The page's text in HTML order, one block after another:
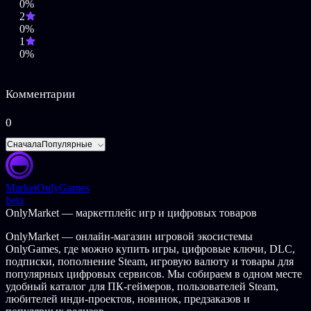
Путешествуйте по разнообразным городам и живописным
областям. Выполняйте задания, охотьтесь за редкими
сокровищами и бросайте вызов грозным врагам в
динамичных сражениях в реальном времени.
Разработчики описывают контент так:
алкоголе и нецензурную лексику.
©2020 REKI KAWAHARA/KADOKAWA CORPORATION/SAO-P
Project
©Bandai Namco Entertainment Inc.
0%
2
0%
1
0%
Комментарии
0
СначалаПопулярные
MarketOnlyGames
beta
OnlyMarket — маркетплейс игр и цифровых товаров
OnlyMarket — онлайн-магазин игровой экосистемы
OnlyGames, где можно купить игры, цифровые ключи, DLC,
подписки, пополнение Steam, игровую валюту и товары для
популярных цифровых сервисов. Мы собираем в одном месте
удобный каталог для ПК-геймеров, пользователей Steam,
любителей инди-проектов, новинок, предзаказов и